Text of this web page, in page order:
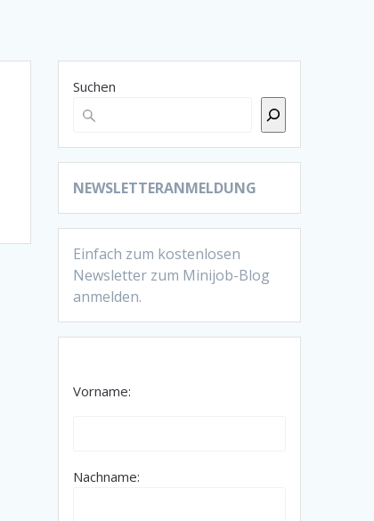
Suchen
NEWSLETTERANMELDUNG
Einfach zum kostenlosen
Newsletter zum Minijob-Blog
anmelden.
Vorname:
Nachname: